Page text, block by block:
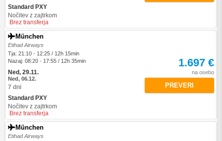
Standard PXY
Nočitev z zajtrkom
Brez transferja
München
Etihad Airways
Tja: 21:10 - 12:25 / 12h 15min
Nazaj: 08:20 - 17:55 / 12h 35min
Ned, 29.11.
Ned, 06.12.
7 dni
Standard PXY
Nočitev z zajtrkom
Brez transferja
1.697 €
na osebo
PREVERI
München
Etihad Airways